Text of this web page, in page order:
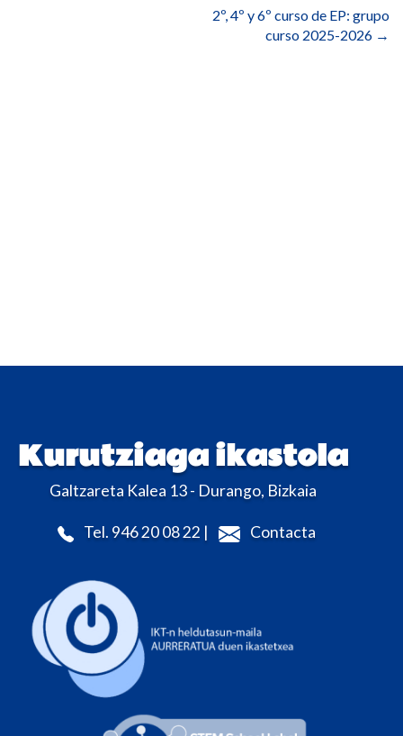
2º, 4º y 6º curso de EP: grupo
curso 2025-2026 →
Kurutziaga ikastola
Galtzareta Kalea 13 - Durango, Bizkaia
Tel. 946 20 08 22 | Contacta